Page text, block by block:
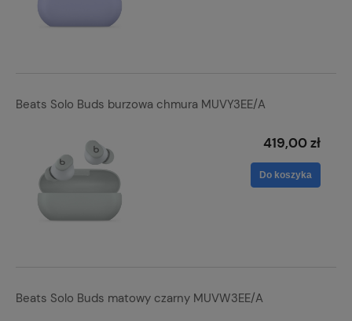
Beats Solo Buds burzowa chmura MUVY3EE/A
419,00 zł
Do koszyka
Beats Solo Buds matowy czarny MUVW3EE/A